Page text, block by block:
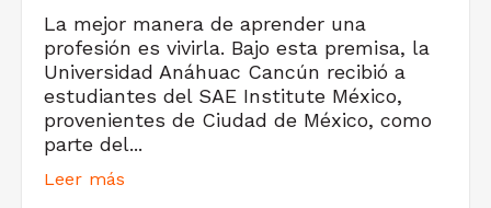
La mejor manera de aprender una
profesión es vivirla. Bajo esta premisa, la
Universidad Anáhuac Cancún recibió a
estudiantes del SAE Institute México,
provenientes de Ciudad de México, como
parte del...
Leer más